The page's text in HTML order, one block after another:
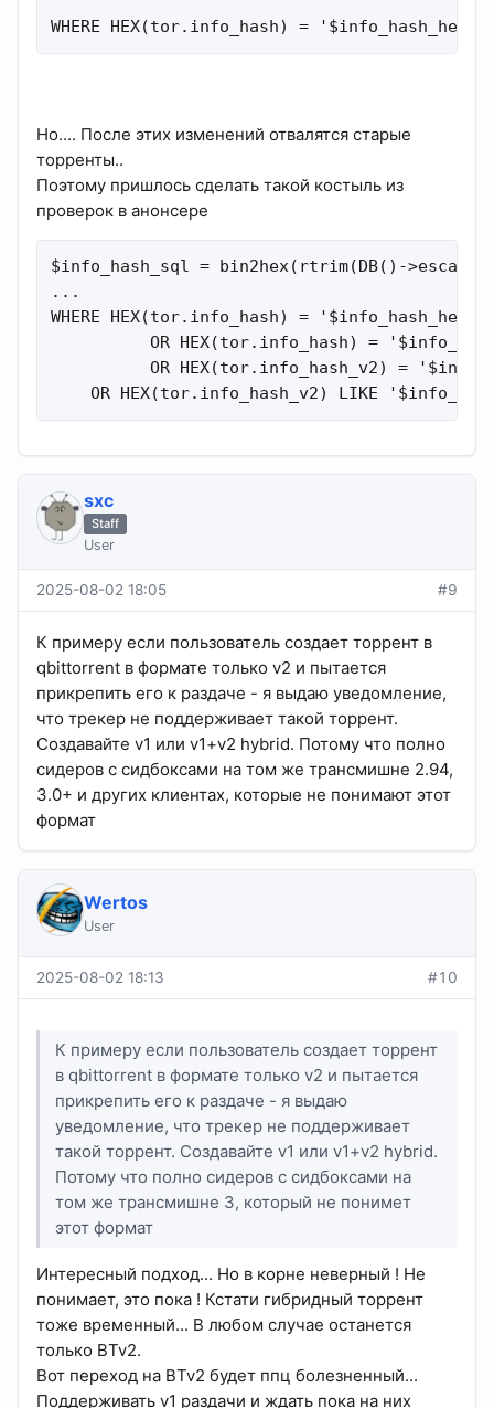
WHERE HEX(tor.info_hash) = '$info_hash_hex'
Но.... После этих изменений отвалятся старые
торренты..
Поэтому пришлось сделать такой костыль из
проверок в анонсере
$info_hash_sql = bin2hex(rtrim(DB()-
...
WHERE HEX(tor.info_hash) = '$info_hash_hex'
OR HEX(tor.info_hash) =
OR HEX(tor.info_hash_v2) =
OR HEX(tor.info_hash_v2) LIKE
sхс
Staff
User
2025-08-02 18:05 #9
К примеру если пользователь создает торрент в
qbittorrent в формате только v2 и пытается
прикрепить его к раздаче - я выдаю уведомление,
что трекер не поддерживает такой торрент.
Создавайте v1 или v1+v2 hybrid. Потому что полно
сидеров с сидбоксами на том же трансмишне 2.94,
3.0+ и других клиентах, которые не понимают этот
формат
Wertos
User
2025-08-02 18:13 #10
К примеру если пользователь создает торрент
в qbittorrent в формате только v2 и пытается
прикрепить его к раздаче - я выдаю
уведомление, что трекер не поддерживает
такой торрент. Создавайте v1 или v1+v2 hybrid.
Потому что полно сидеров с сидбоксами на
том же трансмишне 3, который не понимет
этот формат
Интересный подход... Но в корне неверный ! Не
понимает, это пока ! Кстати гибридный торрент
тоже временный... В любом случае останется
только BTv2.
Вот переход на BTv2 будет ппц болезненный...
Поддерживать v1 раздачи и ждать пока на них